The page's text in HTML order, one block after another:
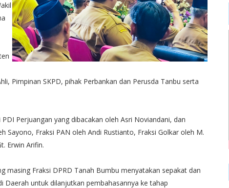
Pimpinan SKPD, pihak Perbankan dan Perusda Tanbu serta
Perjuangan yang dibacakan oleh Asri Noviandani, dan
Sayono, Fraksi PAN oleh Andi Rustianto, Fraksi Golkar oleh M.
Erwin Arifin.
masing Fraksi DPRD Tanah Bumbu menyatakan sepakat dan
Daerah untuk dilanjutkan pembahasannya ke tahap